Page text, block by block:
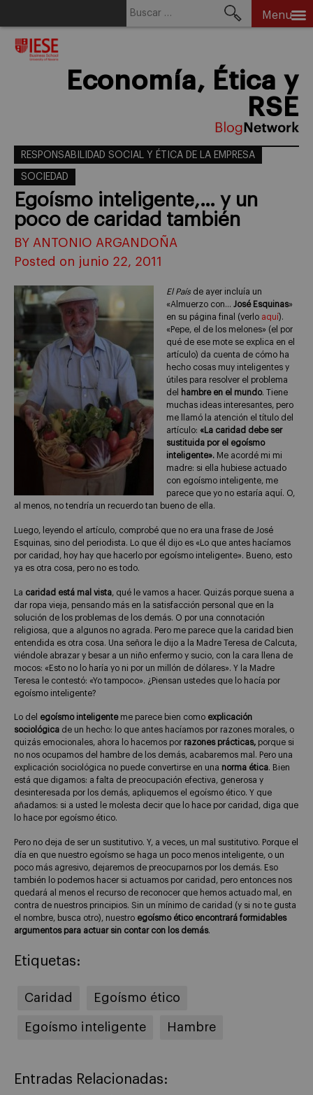
Menu
Economía, Ética y
RSE
RESPONSABILIDAD SOCIAL Y ÉTICA DE LA EMPRESA
SOCIEDAD
Egoísmo inteligente,… y un
poco de caridad también
BY ANTONIO ARGANDOÑA
Posted on junio 22, 2011
El País de ayer incluía un
«Almuerzo con… José Esquinas»
en su página final (verlo aquí).
«Pepe, el de los melones» (el por
qué de ese mote se explica en el
artículo) da cuenta de cómo ha
hecho cosas muy inteligentes y
útiles para resolver el problema
del
hambre en el mundo. Tiene
muchas ideas interesantes, pero
me llamó la atención el título del
artículo: «La caridad debe ser
sustituida por el egoísmo
inteligente». Me acordé mi mi
madre: si ella hubiese actuado
con egoísmo inteligente, me
parece que yo no estaría aquí. O,
al menos, no tendría un recuerdo tan bueno de ella.
Luego, leyendo el artículo, comprobé que no era una frase de José
Esquinas, sino del periodista. Lo que él dijo es «Lo que antes hacíamos
por caridad, hoy hay que hacerlo por egoísmo inteligente». Bueno, esto
ya es otra cosa, pero no es todo.
La caridad está mal vista, qué le vamos a hacer. Quizás porque suena a
dar ropa vieja, pensando más en la satisfacción personal que en la
solución de los problemas de los demás. O por una connotación
religiosa, que a algunos no agrada. Pero me parece que la caridad bien
entendida es otra cosa. Una señora le dijo a la Madre Teresa de Calcuta,
viéndole abrazar y besar a un niño enfermo y sucio, con la cara llena de
mocos: «Esto no lo haría yo ni por un millón de dólares». Y la Madre
Teresa le contestó: «Yo tampoco». ¿Piensan ustedes que lo hacía por
egoísmo inteligente?
Lo del egoísmo inteligente me parece bien como explicación
sociológica de un hecho: lo que antes hacíamos por razones morales, o
quizás emocionales, ahora lo hacemos por razones prácticas, porque si
no nos ocupamos del hambre de los demás, acabaremos mal. Pero una
explicación sociológica no puede convertirse en una norma ética. Bien
está que digamos: a falta de preocupación efectiva, generosa y
desinteresada por los demás, apliquemos el egoísmo ético. Y que
añadamos: si a usted le molesta decir que lo hace por caridad, diga que
lo hace por egoísmo ético.
Pero no deja de ser un sustitutivo. Y, a veces, un mal sustitutivo. Porque el
día en que nuestro egoísmo se haga un poco menos inteligente, o un
poco más agresivo, dejaremos de preocuparnos por los demás. Eso
también lo podemos hacer si actuamos por caridad, pero entonces nos
quedará al menos el recurso de reconocer que hemos actuado mal, en
contra de nuestros principios. Sin un mínimo de caridad (y si no te gusta
el nombre, busca otro), nuestro egoísmo ético encontrará formidables
argumentos para actuar sin contar con los demás.
Etiquetas:
Caridad Egoísmo ético
Egoísmo inteligente Hambre
Entradas Relacionadas: